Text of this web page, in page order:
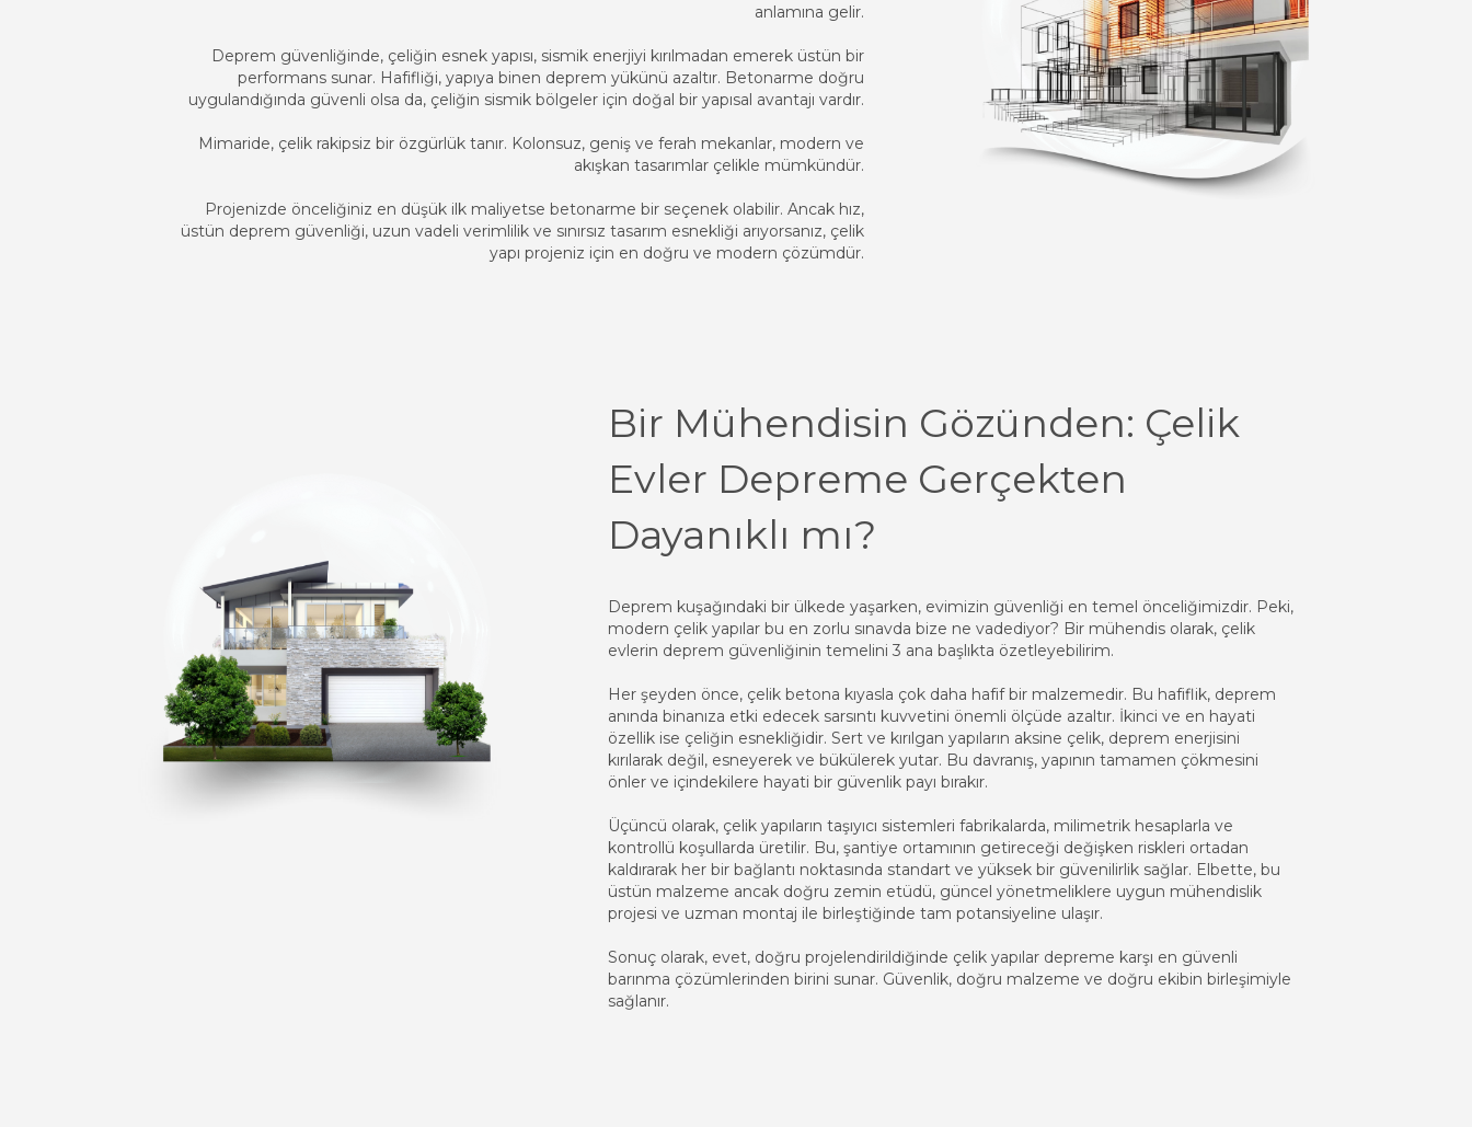
anlamına gelir.
Deprem güvenliğinde, çeliğin esnek yapısı, sismik enerjiyi kırılmadan emerek üstün bir
performans sunar. Hafifliği, yapıya binen deprem yükünü azaltır. Betonarme doğru
uygulandığında güvenli olsa da, çeliğin sismik bölgeler için doğal bir yapısal avantajı vardır.
Mimaride, çelik rakipsiz bir özgürlük tanır. Kolonsuz, geniş ve ferah mekanlar, modern ve
akışkan tasarımlar çelikle mümkündür.
Projenizde önceliğiniz en düşük ilk maliyetse betonarme bir seçenek olabilir. Ancak hız,
üstün deprem güvenliği, uzun vadeli verimlilik ve sınırsız tasarım esnekliği arıyorsanız, çelik
yapı projeniz için en doğru ve modern çözümdür.
Bir Mühendisin Gözünden: Çelik
Evler Depreme Gerçekten
Dayanıklı mı?
Deprem kuşağındaki bir ülkede yaşarken, evimizin güvenliği en temel önceliğimizdir. Peki,
modern çelik yapılar bu en zorlu sınavda bize ne vadediyor? Bir mühendis olarak, çelik
evlerin deprem güvenliğinin temelini 3 ana başlıkta özetleyebilirim.
Her şeyden önce, çelik betona kıyasla çok daha hafif bir malzemedir. Bu hafiflik, deprem
anında binanıza etki edecek sarsıntı kuvvetini önemli ölçüde azaltır. İkinci ve en hayati
özellik ise çeliğin esnekliğidir. Sert ve kırılgan yapıların aksine çelik, deprem enerjisini
kırılarak değil, esneyerek ve bükülerek yutar. Bu davranış, yapının tamamen çökmesini
önler ve içindekilere hayati bir güvenlik payı bırakır.
Üçüncü olarak, çelik yapıların taşıyıcı sistemleri fabrikalarda, milimetrik hesaplarla ve
kontrollü koşullarda üretilir. Bu, şantiye ortamının getireceği değişken riskleri ortadan
kaldırarak her bir bağlantı noktasında standart ve yüksek bir güvenilirlik sağlar. Elbette, bu
üstün malzeme ancak doğru zemin etüdü, güncel yönetmeliklere uygun mühendislik
projesi ve uzman montaj ile birleştiğinde tam potansiyeline ulaşır.
Sonuç olarak, evet, doğru projelendirildiğinde çelik yapılar depreme karşı en güvenli
barınma çözümlerinden birini sunar. Güvenlik, doğru malzeme ve doğru ekibin birleşimiyle
sağlanır.